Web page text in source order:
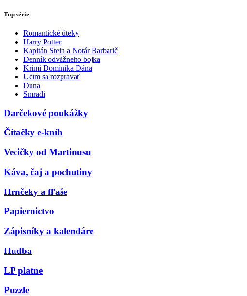
Top série
Romantické úteky
Harry Potter
Kapitán Stein a Notár Barbarič
Denník odvážneho bojka
Krimi Dominika Dána
Učím sa rozprávať
Duna
Smradi
Darčekové poukážky
Čítačky e-kníh
Vecičky od Martinusu
Káva, čaj a pochutiny
Hrnčeky a fľaše
Papiernictvo
Zápisníky a kalendáre
Hudba
LP platne
Puzzle